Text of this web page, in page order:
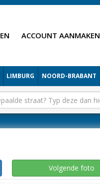
ACCOUNT AANMAKEN
LIMBURG NOORD-BRABANT
Volgende foto